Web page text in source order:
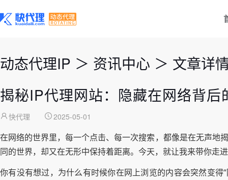
动态代理IP ＞ 资讯中心 ＞ 文章详
揭秘IP代理网站：隐藏在网络背后
快代理 2025-05-01
在网络的世界里，每一个点击、每一次搜索，都像是在无声地
同的世界，却又在无形中保持着距离。今天，就让我来带你走
你有没有想过，为什么有时候你在网上浏览的内容会突然变得